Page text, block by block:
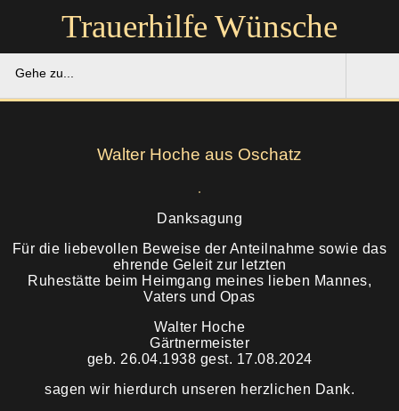
Gehe zu...
Gedenkportal
Soforthilfe
Trauerfeier
Ruhestätten
Soforthilfe
Trauerhilfe Wünsche
Walter Hoche aus Oschatz
Danksagung
Für die liebevollen Beweise der Anteilnahme sowie das
ehrende Geleit zur letzten
Ruhestätte beim Heimgang meines lieben Mannes,
Vaters und Opas
Walter Hoche
Gärtnermeister
geb. 26.04.1938 gest. 17.08.2024
sagen wir hierdurch unseren herzlichen Dank.